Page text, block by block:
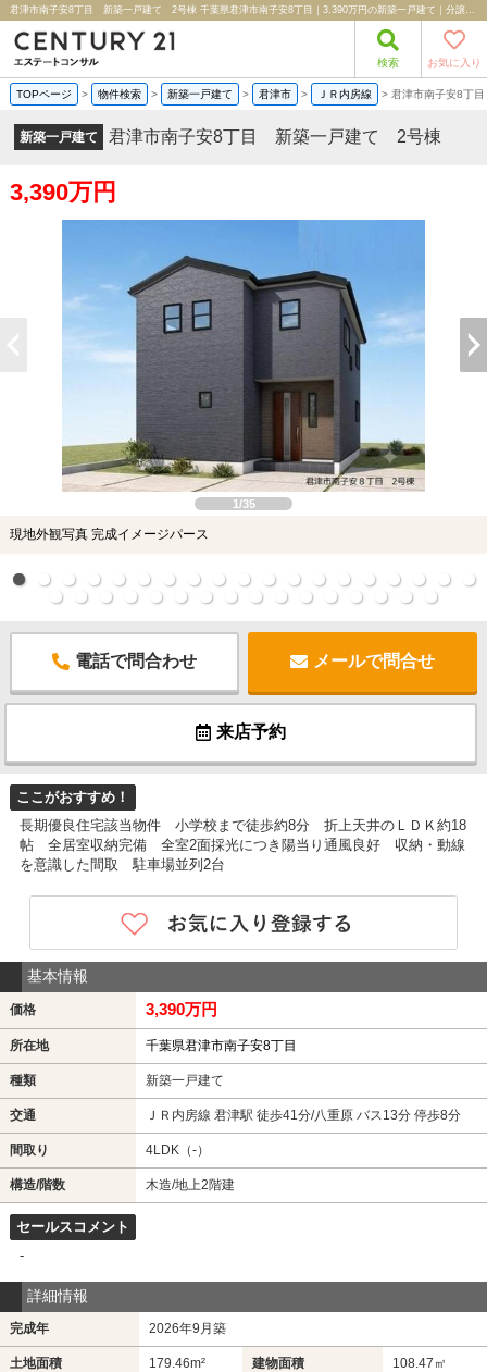
君津市南子安8丁目 新築一戸建て 2号棟 千葉県君津市南子安8丁目｜3,390万円の新築一戸建て｜分譲住宅や新築物件｜株式会社エステートコンサル
検索 お気に入り
TOPページ > 物件検索 > 新築一戸建て > 君津市 > ＪＲ内房線 > 君津市南子安8丁
新築一戸建て 君津市南子安8丁目 新築一戸建て 2号棟
3,390万円
1/35
現地外観写真 完成イメージパース
電話で問合わせ メールで問合せ
来店予約
ここがおすすめ！
長期優良住宅該当物件 小学校まで徒歩約8分 折上天井のＬＤＫ約18
帖 全居室収納完備 全室2面採光につき陽当り通風良好 収納・動線
を意識した間取 駐車場並列2台
基本情報
価格 3,390万円
所在地 千葉県君津市南子安8丁目
種類 新築一戸建て
交通 ＪＲ内房線 君津駅 徒歩41分/八重原 バス13分 停歩8分
間取り 4LDK（-）
構造/階数 木造/地上2階建
セールスコメント
-
詳細情報
完成年 2026年9月築
土地面積 179.46m² 建物面積 108.47㎡